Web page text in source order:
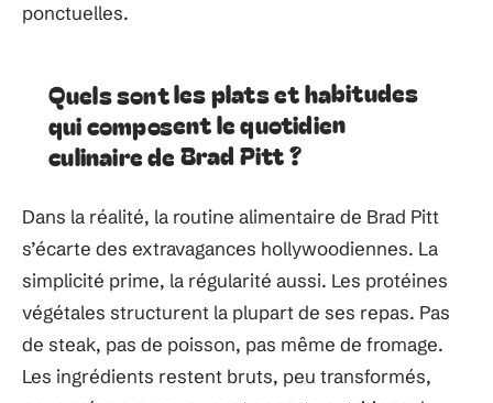
ponctuelles.
Quels sont les plats et habitudes
qui composent le quotidien
culinaire de Brad Pitt ?
Dans la réalité, la routine alimentaire de Brad Pitt
s’écarte des extravagances hollywoodiennes. La
simplicité prime, la régularité aussi. Les protéines
végétales structurent la plupart de ses repas. Pas
de steak, pas de poisson, pas même de fromage.
Les ingrédients restent bruts, peu transformés,